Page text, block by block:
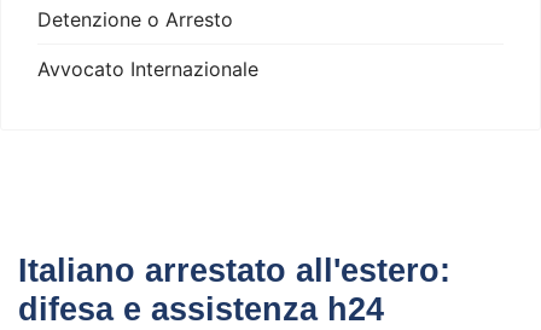
Detenzione o Arresto
Avvocato Internazionale
Italiano arrestato all'estero:
difesa e assistenza h24